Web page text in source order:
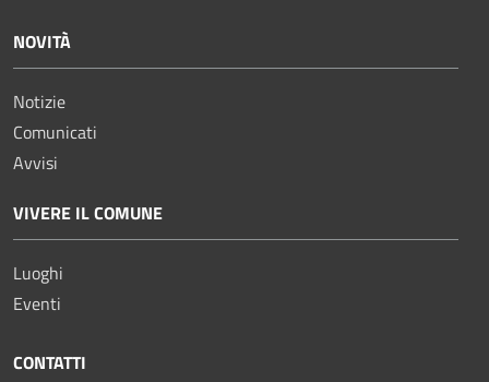
NOVITÀ
Notizie
Comunicati
Avvisi
VIVERE IL COMUNE
Luoghi
Eventi
CONTATTI